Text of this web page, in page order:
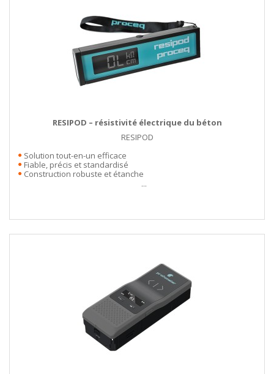
RESIPOD – résistivité électrique du béton
RESIPOD
Solution tout-en-un efficace
Fiable, précis et standardisé
Construction robuste et étanche